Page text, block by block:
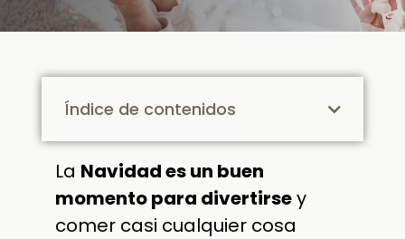
Índice de contenidos
La Navidad es un buen
momento para divertirsey
comer casi cualquier cosa